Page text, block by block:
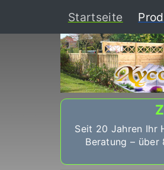
Startseite
Seit 20 Jahren Ihr
Beratung – über